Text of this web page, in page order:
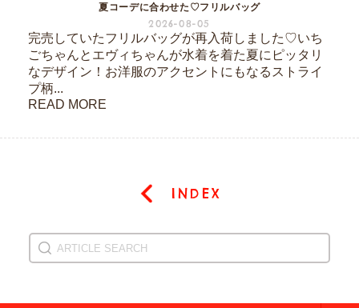
夏コーデに合わせた♡フリルバッグ
2026-08-05
完売していたフリルバッグが再入荷しました♡いち
ごちゃんとエヴィちゃんが水着を着た夏にピッタリ
なデザイン！お洋服のアクセントにもなるストライ
プ柄...
READ MORE
INDEX